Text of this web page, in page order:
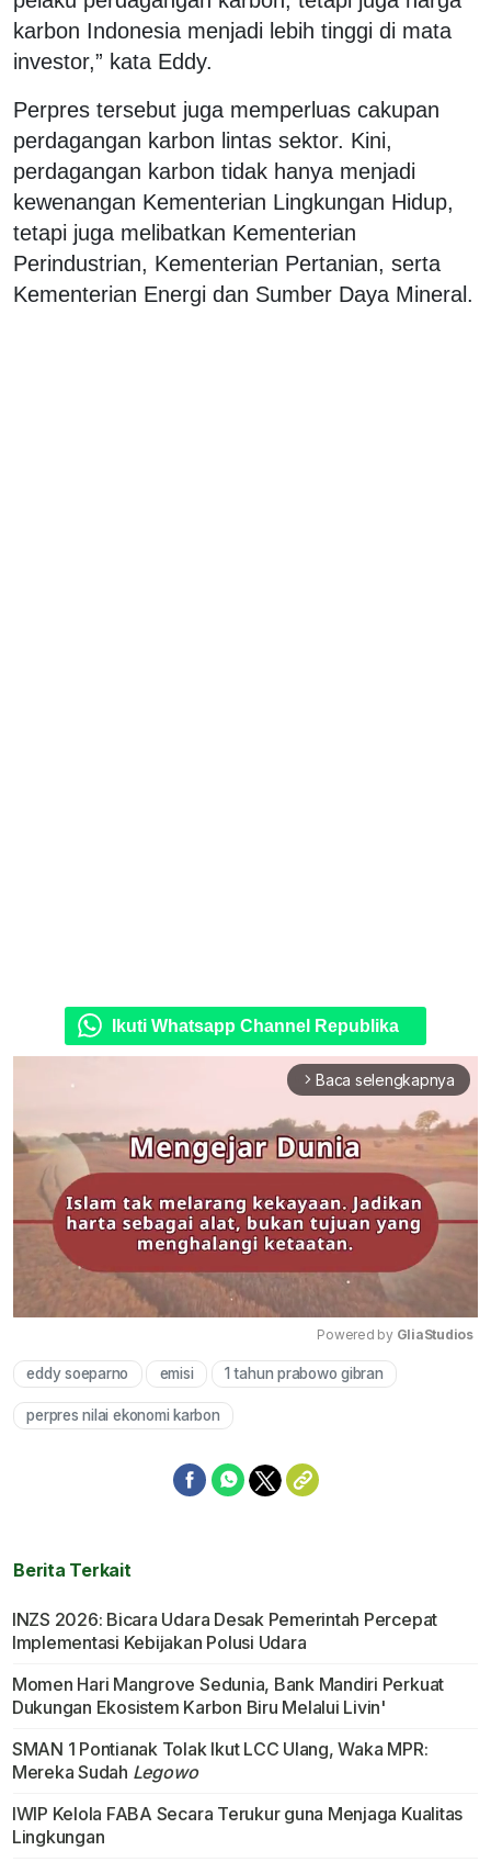
karbon Indonesia menjadi lebih tinggi di mata
investor,” kata Eddy.
Perpres tersebut juga memperluas cakupan
perdagangan karbon lintas sektor. Kini,
perdagangan karbon tidak hanya menjadi
kewenangan Kementerian Lingkungan Hidup,
tetapi juga melibatkan Kementerian
Perindustrian, Kementerian Pertanian, serta
Kementerian Energi dan Sumber Daya Mineral.
Ikuti Whatsapp Channel Republika
arrow_forward_ios Baca selengkapnya
Powered by GliaStudios
eddy soeparno emisi 1 tahun prabowo gibran
perpres nilai ekonomi karbon
Berita Terkait
INZS 2026: Bicara Udara Desak Pemerintah Percepat
Implementasi Kebijakan Polusi Udara
Momen Hari Mangrove Sedunia, Bank Mandiri Perkuat
Dukungan Ekosistem Karbon Biru Melalui Livin'
SMAN 1 Pontianak Tolak Ikut LCC Ulang, Waka MPR:
Mereka Sudah Legowo
IWIP Kelola FABA Secara Terukur guna Menjaga Kualitas
Lingkungan